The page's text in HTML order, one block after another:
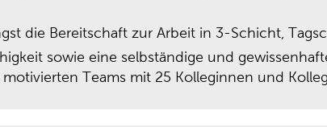
die Bereitschaft zur Arbeit in 3-Schicht,
sowie eine selbständige und
Teams mit 25 Kolleginnen und